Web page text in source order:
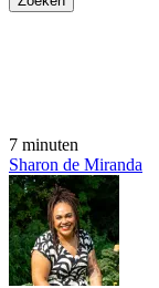
7 minuten
Sharon de Miranda